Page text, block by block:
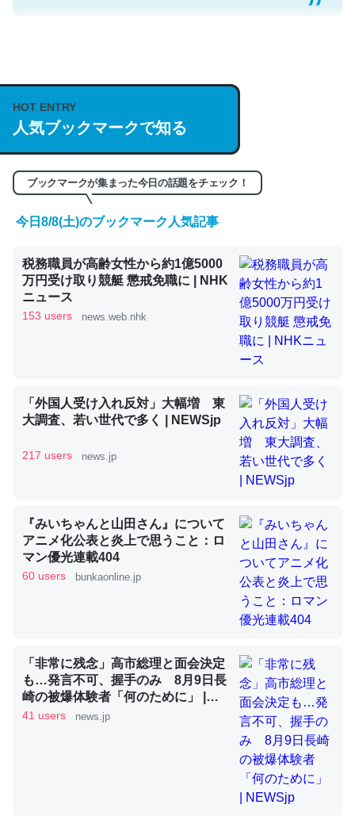
説してる記事が少ないので貴重な良記事。/続編来た
https://isobe324649.hatenablog.com/entry/2023/03/27
/064121
─GPTの仕組みと限界についての考察（１） - conceptualization
くらい。小説でいう「ずっと前の伏線」は回収されないけ
ど、短期記憶というには多い分量。進化すればするほど分
─GPTの仕組みと限界についての考察（１） - conceptualization
昆虫ってカルシウム少ないのか。知らんかった。調べたら
コオロギのカルシウム分はエビの600分の1程度。
─ニュース :: 【研究発表】昆虫学の大問題＝「昆虫はなぜ海にいな
論文では「淡水はカルシウムも酸素も不足してて両方に不
利だから両方が拮抗してるのでは」とあって面白い。海に
いる鋏角類（カブトガニ・ウミグモ）はカルシウムを使わ
─ニュース :: 【研究発表】昆虫学の大問題＝「昆虫はなぜ海にいな
いのか」に関する新仮説
これを元に考えるとカルシウムを大量に使う脊椎動物と貝
類は苦労してるんだな…。腹足類だと殻を無くしてナメク
HOT ENTRY
人気ブックマークで知る
ブックマークが集まった今日の話題をチェック！
今日8/8(土)のブックマーク人気記事
税務職員が高齢女性から約1億5000
万円受け取り競艇 懲戒免職に | NHK
ニュース
153 users news.web.nhk
「外国人受け入れ反対」大幅増 東
大調査、若い世代で多く | NEWSjp
217 users news.jp
『みいちゃんと山田さん』について
アニメ化公表と炎上で思うこと：ロ
マン優光連載404
60 users bunkaonline.jp
「非常に残念」高市総理と面会決定
も…発言不可、握手のみ 8月9日長
崎の被爆体験者「何のために」 |
NEWSjp
41 users news.jp